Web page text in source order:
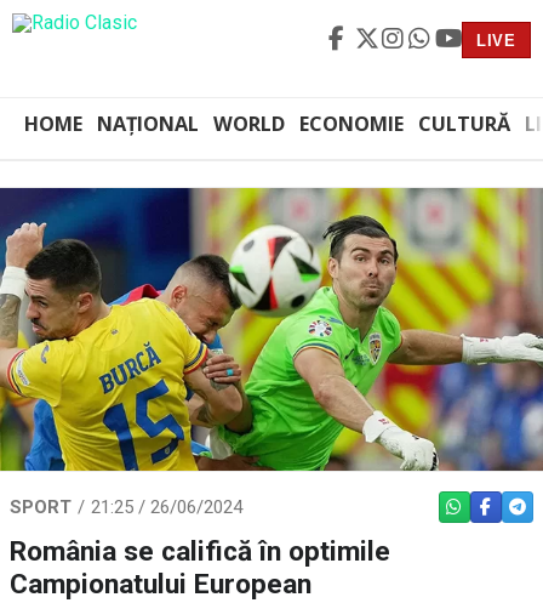
LIVE
HOME NAȚIONAL WORLD ECONOMIE CULTURĂ
SPORT 21:25 / 26/06/2024 WHATSAPP
România se califică în optimile
Campionatului European